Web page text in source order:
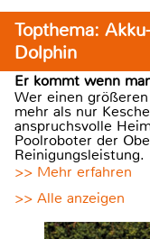
Topthema:
Dolphin
Er kommt wenn
Wer einen
mehr als nur
anspruchsvolle
Poolroboter der
Reinigungsleistung.
>> Mehr erfahren
>> Alle anzeigen